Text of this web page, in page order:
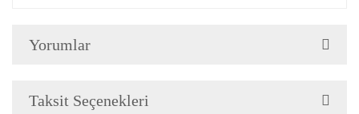
Yorumlar
Taksit Seçenekleri